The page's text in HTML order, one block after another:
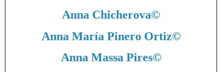
Anna Chicherova©
Anna María Pinero Ortiz©
Anna Massa Pires©